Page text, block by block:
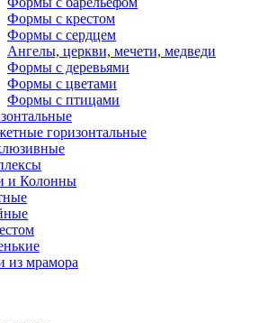
Формы с крестом
Формы с сердцем
Ангелы, церкви, мечети, медведи
Формы с деревьями
Формы с цветами
Формы с птицами
горизонтальные
и Колонны
из мрамора